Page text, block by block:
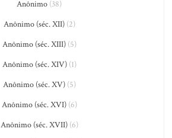
Anônimo (38)
Anônimo (séc. XII)(2)
Anônimo (séc. XIII)(5)
Anônimo (séc. XIV)(1)
Anônimo (séc. XV)(5)
Anônimo (séc. XVI)(6)
Anônimo (séc. XVII)(6)